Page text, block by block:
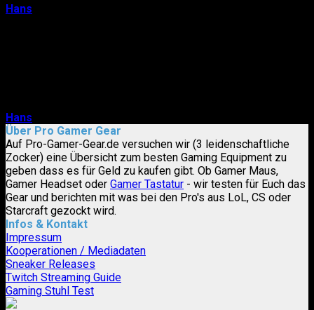
Hans
Hans
Über Pro Gamer Gear
Auf Pro-Gamer-Gear.de versuchen wir (3 leidenschaftliche
Zocker) eine Übersicht zum besten Gaming Equipment zu
geben dass es für Geld zu kaufen gibt. Ob Gamer Maus,
Gamer Headset oder Gamer Tastatur - wir testen für Euch das
Gear und berichten mit was bei den Pro's aus LoL, CS oder
Starcraft gezockt wird.
Infos & Kontakt
Impressum
Kooperationen / Mediadaten
Sneaker Releases
Twitch Streaming Guide
Gaming Stuhl Test